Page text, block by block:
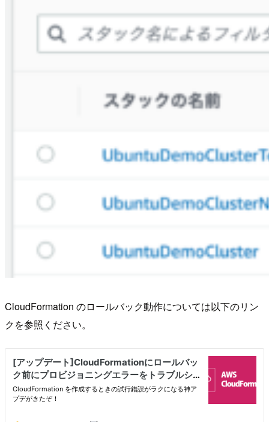
CloudFormation のロールバック動作については以下のリン
クを参照ください。